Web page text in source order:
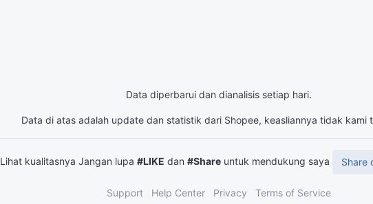
Data diperbarui dan dianalisis setiap hari.
Data di atas adalah update dan statistik dari Shopee, keasliannya tidak kami
Lihat kualitasnya Jangan lupa #LIKE dan #Share untuk mendukung saya Share
Support Help Center Privacy Terms of Service